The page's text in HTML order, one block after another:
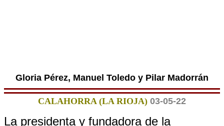
Gloria Pérez, Manuel Toledo y Pilar Madorrán
CALAHORRA (LA RIOJA) 03-05-22
La presidenta y fundadora de la